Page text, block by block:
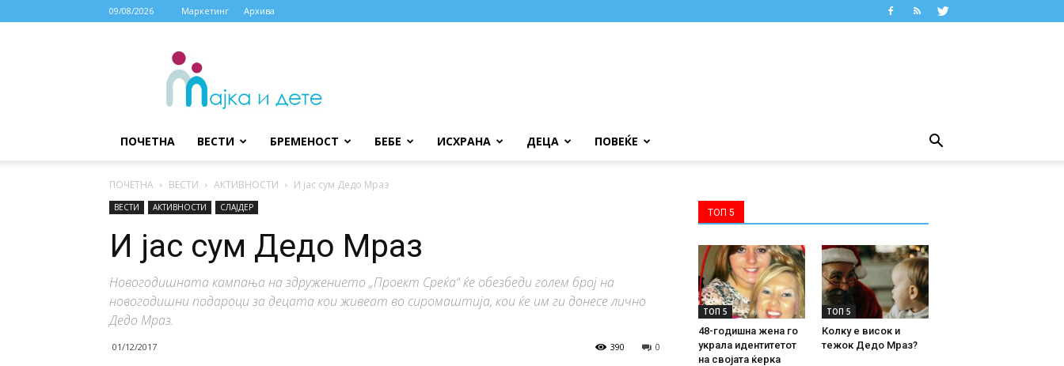
09/08/2026 Маркетинг Архива
МАЈКА
ДЕТЕ
ПОЧЕТНА ВЕСТИ БРЕМЕНОСТ БЕБЕ ИСХРАНА ДЕЦА ПОВЕЌЕ
ПОЧЕТНА ВЕСТИ АКТИВНОСТИ И јас сум Дедо Мраз
ВЕСТИ АКТИВНОСТИ СЛАЈДЕР
И јас сум Дедо Мраз
Новогодишната кампања на здружението „Проект Среќа“ ќе обезбеди голем број на
новогодишни подароци за децата кои живеат во сиромаштија, кои ќе им ги донесе лично
Дедо Мраз.
01/12/2017 0
390
ТОП 5
ТОП 5
48-годишна жена го
украла идентитетот
на својата ќерка
ТОП 5
Колку е висок и
тежок Дедо Мраз?